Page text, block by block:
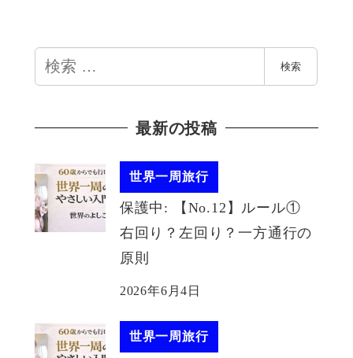
検
索
検索
最新の投稿
世界一周旅行
保護中: 【No.12】ルール①
右回り？左回り？一方通行の
原則
2026年6月4日
世界一周旅行